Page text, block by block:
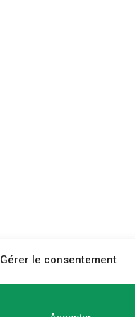
Gérer le consentement